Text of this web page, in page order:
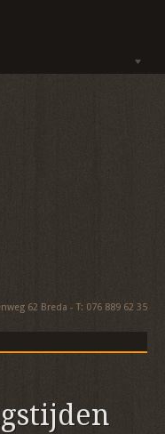
62 Breda - T: 076 889 62 35